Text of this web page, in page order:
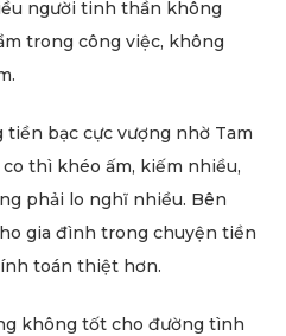
người tinh thần không
trong công việc, không
bạc cực vượng nhờ Tam
thì khéo ấm, kiếm nhiều,
phải lo nghĩ nhiều. Bên
gia đình trong chuyện tiền
toán thiệt hơn.
không tốt cho đường tình